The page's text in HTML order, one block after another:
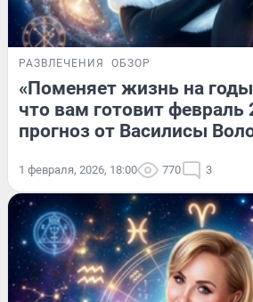
РАЗВЛЕЧЕНИЯ ОБЗОР
«Поменяет жизнь на
что вам готовит февраль
прогноз от Василисы
1 февраля, 2026, 18:00 770 3